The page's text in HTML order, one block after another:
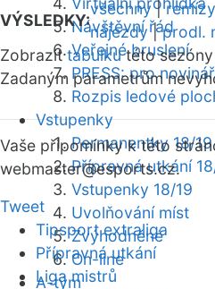
Návštěvní řád
Veřejné bruslení
PRESS: pro
Rozpis ledové
Vstupenky
Permanentky 18/19
Přípravná utkání
Vstupenky 18/19
Uvolňování míst
Zvýhodněné
On-line
A-tým
VÝSLEDKY:
všechny|remízy
nájezdy|prodl.
Zobrazittabulkutéto sezóny
Zadaným parametrům
Vaše připomínky k této
webmaster@esports.cz.
Tweet
Tipsport extraliga
Přípravná utkání
Liga mistrů